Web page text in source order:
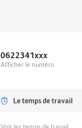
0622341xxx
Afficher le numéro
Le temps de travail